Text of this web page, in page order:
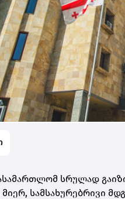
სრულად
სამსახურებრივი